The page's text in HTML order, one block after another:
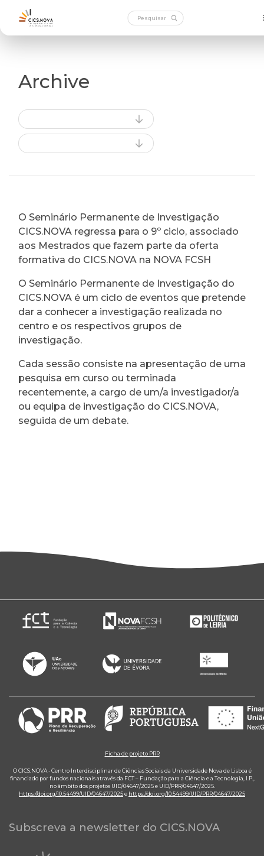
Archive
O Seminário Permanente de Investigação
CICS.NOVA regressa para o 9º ciclo, associado
aos Mestrados que fazem parte da oferta
formativa do CICS.NOVA na NOVA FCSH
O Seminário Permanente de Investigação do
CICS.NOVA é um ciclo de eventos que pretende
dar a conhecer a investigação realizada no
centro e os respectivos grupos de
investigação.
Cada sessão consiste na apresentação de uma
pesquisa em curso ou terminada
recentemente, a cargo de um/a investigador/a
ou equipa de investigação do CICS.NOVA,
seguida de um debate.
Ficha de projeto PRR
O CICS.NOVA - Centro Interdisciplinar de Ciências Sociais da Universidade Nova de Lisboa é
financiado por fundos nacionais através da FCT – Fundação para a Ciência e a Tecnologia, I.P.,
no âmbito dos projetos UID/04647/2025 e UID/PRR/04647/2025.
https://doi.org/10.54499/UID/04647/2025e https://doi.org/10.54499/UID/PRR/04647/2025
Subscreva a newsletter do CICS.NOVA